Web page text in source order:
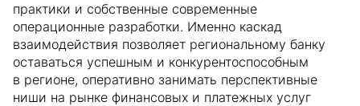
практики и собственные современные
операционные разработки. Именно каскад
взаимодействия позволяет региональному банку
оставаться успешным и конкурентоспособным
в регионе, оперативно занимать перспективные
ниши на рынке финансовых и платежных услуг